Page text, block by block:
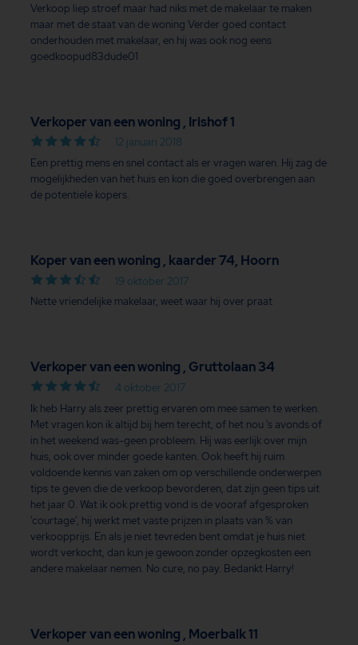
Verkoop liep stroef maar had niks met de makelaar te maken
maar met de staat van de woning Verder goed contact
onderhouden met makelaar, en hij was ook nog eens
goedkoopud83dude01
Verkoper van een woning , Irishof 1
12 januari 2018
Een prettig mens en snel contact als er vragen waren. Hij zag de
mogelijkheden van het huis en kon die goed overbrengen aan
de potentiele kopers.
Koper van een woning , kaarder 74, Hoorn
19 oktober 2017
Nette vriendelijke makelaar, weet waar hij over praat
Verkoper van een woning , Gruttolaan 34
4 oktober 2017
Ik heb Harry als zeer prettig ervaren om mee samen te werken.
Met vragen kon ik altijd bij hem terecht, of het nou 's avonds of
in het weekend was-geen probleem. Hij was eerlijk over mijn
huis, ook over minder goede kanten. Ook heeft hij ruim
voldoende kennis van zaken om op verschillende onderwerpen
tips te geven die de verkoop bevorderen, dat zijn geen tips uit
het jaar 0. Wat ik ook prettig vond is de vooraf afgesproken
'courtage', hij werkt met vaste prijzen in plaats van % van
verkoopprijs. En als je niet tevreden bent omdat je huis niet
wordt verkocht, dan kun je gewoon zonder opzegkosten een
andere makelaar nemen. No cure, no pay. Bedankt Harry!
Verkoper van een woning , Moerbalk 11